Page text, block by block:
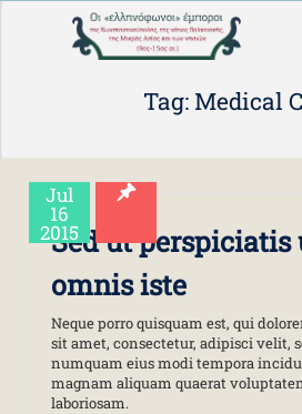
Tag: Medical
Jul
16
2015
Sed ut perspiciatis
omnis iste
Neque porro quisquam est, qui
sit amet, consectetur, adipisci velit,
numquam eius modi tempora
magnam aliquam quaerat
laboriosam.